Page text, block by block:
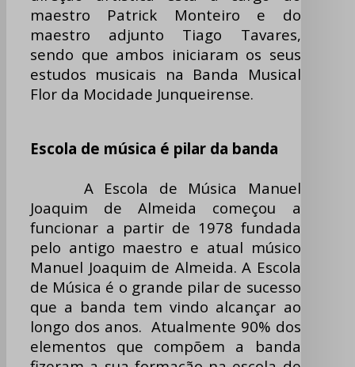
maestro Patrick Monteiro e do
maestro adjunto Tiago Tavares,
sendo que ambos iniciaram os seus
estudos musicais na Banda Musical
Flor da Mocidade Junqueirense.
Escola de música é pilar da banda
A Escola de Música Manuel
Joaquim de Almeida começou a
funcionar a partir de 1978 fundada
pelo antigo maestro e atual músico
Manuel Joaquim de Almeida. A Escola
de Música é o grande pilar de sucesso
que a banda tem vindo alcançar ao
longo dos anos. Atualmente 90% dos
elementos que compõem a banda